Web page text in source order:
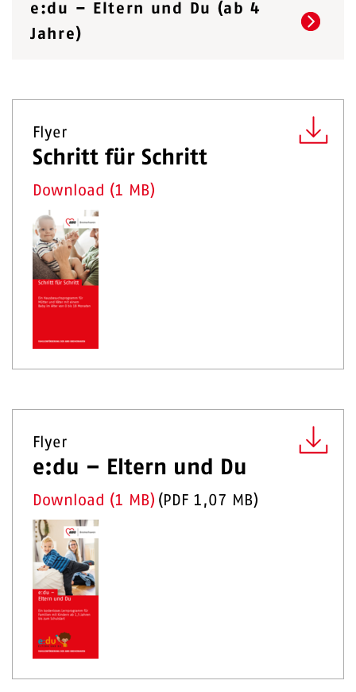
e:du – Eltern und Du (ab 4
Jahre)
Flyer
Schritt für Schritt
Download (1 MB)
Flyer
e:du – Eltern und Du
Download (1 MB) ( PDF 1,07 MB)